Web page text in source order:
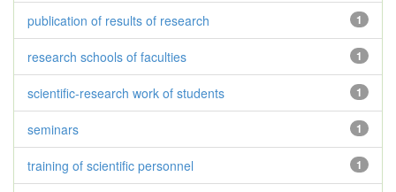
1
publication of results of research
1
research schools of faculties
1
scientific-research work of students
1
seminars
1
training of scientific personnel